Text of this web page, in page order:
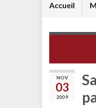
Accueil
NOV
03
2009